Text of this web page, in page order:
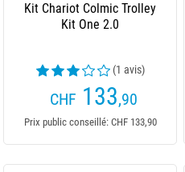
Kit Chariot Colmic Trolley
Kit One 2.0
(1 avis)
CHF 133,90
Prix public conseillé: CHF 133,90